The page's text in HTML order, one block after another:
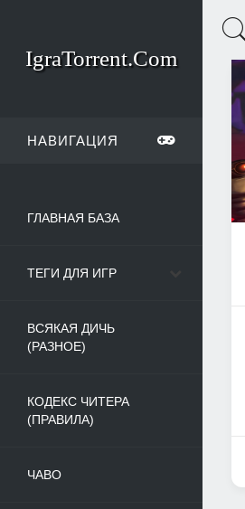
IgraTorrent.Com
НАВИГАЦИЯ
ГЛАВНАЯ БАЗА
ТЕГИ ДЛЯ ИГР
ВСЯКАЯ ДИЧЬ
(РАЗНОЕ)
КОДЕКС ЧИТЕРА
(ПРАВИЛА)
ЧАВО